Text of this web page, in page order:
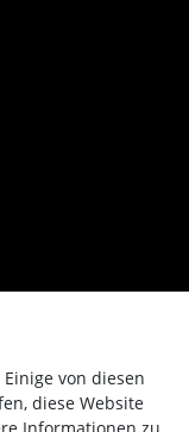
von diesen
diese Website